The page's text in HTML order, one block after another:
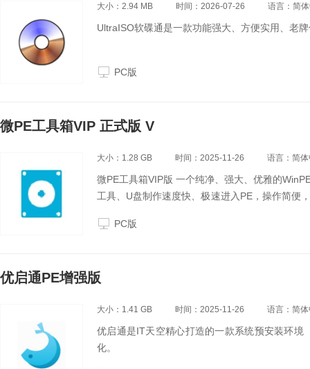
大小：2.94 MB 时间：2026-07-26 语言：简
UltraISO软碟通是一款功能强大、方便实用、老
PC版
微PE工具箱VIP 正式版 V
大小：1.28 GB 时间：2025-11-26 语言：简
微PE工具箱VIP版 一个纯净、强大、优雅的
工具、U盘制作速度快、极速进入PE，操作简便
PC版
优启通PE增强版
大小：1.41 GB 时间：2025-11-26 语言：简
优启通是IT天空精心打造的一款系统预安装环境
化。